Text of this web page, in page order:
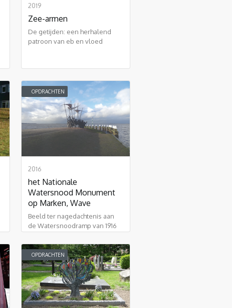
2019
Zee-armen
De getijden: een herhalend
patroon van eb en vloed
OPDRACHTEN
2016
het Nationale
Watersnood Monument
op Marken, Wave
Beeld ter nagedachtenis aan
de Watersnoodramp van 1916
OPDRACHTEN